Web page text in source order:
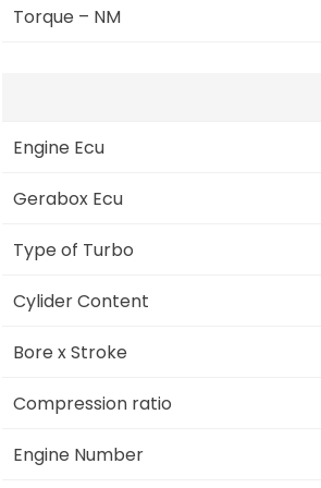
Torque – NM
Engine Ecu
Gerabox Ecu
Type of Turbo
Cylider Content
Bore x Stroke
Compression ratio
Engine Number